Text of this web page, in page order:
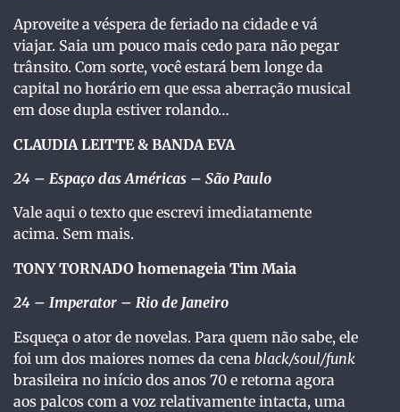
Aproveite a véspera de feriado na cidade e vá
viajar. Saia um pouco mais cedo para não pegar
trânsito. Com sorte, você estará bem longe da
capital no horário em que essa aberração musical
em dose dupla estiver rolando…
CLAUDIA LEITTE & BANDA EVA
24 – Espaço das Américas – São Paulo
Vale aqui o texto que escrevi imediatamente
acima. Sem mais.
TONY TORNADO homenageia Tim Maia
24 – Imperator – Rio de Janeiro
Esqueça o ator de novelas. Para quem não sabe, ele
foi um dos maiores nomes da cena black/soul/funk
brasileira no início dos anos 70 e retorna agora
aos palcos com a voz relativamente intacta, uma